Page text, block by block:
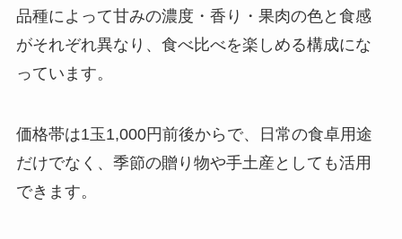
品種によって甘みの濃度・香り・果肉の色と食感
がそれぞれ異なり、食べ比べを楽しめる構成にな
っています。
価格帯は1玉1,000円前後からで、日常の食卓用途
だけでなく、季節の贈り物や手土産としても活用
できます。